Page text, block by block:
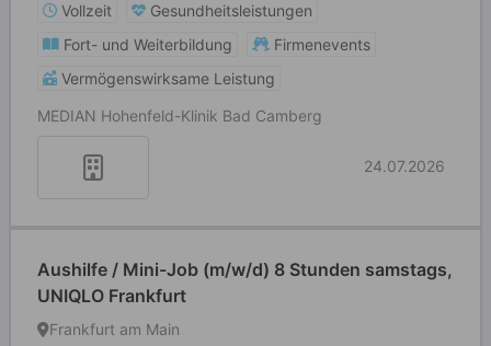
Vollzeit
Gesundheitsleistungen
Fort- und Weiterbildung
Firmenevents
Vermögenswirksame Leistung
MEDIAN Hohenfeld-Klinik Bad Camberg
24.07.2026
Aushilfe / Mini-Job (m/w/d) 8 Stunden samstags,
UNIQLO Frankfurt
Frankfurt am Main